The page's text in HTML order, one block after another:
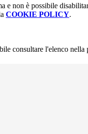
e non è possibile
COOKIE POLICY.
consultare l'elenco